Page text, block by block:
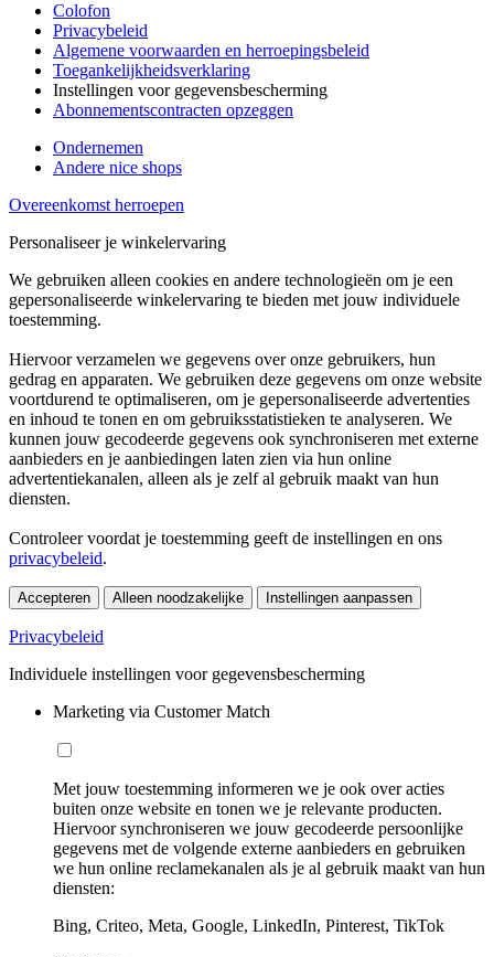
Colofon
Privacybeleid
Algemene voorwaarden en herroepingsbeleid
Toegankelijkheidsverklaring
Instellingen voor gegevensbescherming
Abonnementscontracten opzeggen
Ondernemen
Andere nice shops
Overeenkomst herroepen
Personaliseer je winkelervaring
We gebruiken alleen cookies en andere technologieën om je een
gepersonaliseerde winkelervaring te bieden met jouw individuele
toestemming.
Hiervoor verzamelen we gegevens over onze gebruikers, hun
gedrag en apparaten. We gebruiken deze gegevens om onze website
voortdurend te optimaliseren, om je gepersonaliseerde advertenties
en inhoud te tonen en om gebruiksstatistieken te analyseren. We
kunnen jouw gecodeerde gegevens ook synchroniseren met externe
aanbieders en je aanbiedingen laten zien via hun online
advertentiekanalen, alleen als je zelf al gebruik maakt van hun
diensten.
Controleer voordat je toestemming geeft de instellingen en ons
privacybeleid.
Accepteren Alleen noodzakelijke Instellingen aanpassen
Privacybeleid
Individuele instellingen voor gegevensbescherming
Marketing via Customer Match
Met jouw toestemming informeren we je ook over acties
buiten onze website en tonen we je relevante producten.
Hiervoor synchroniseren we jouw gecodeerde persoonlijke
gegevens met de volgende externe aanbieders en gebruiken
we hun online reclamekanalen als je al gebruik maakt van hun
diensten:
Bing, Criteo, Meta, Google, LinkedIn, Pinterest, TikTok